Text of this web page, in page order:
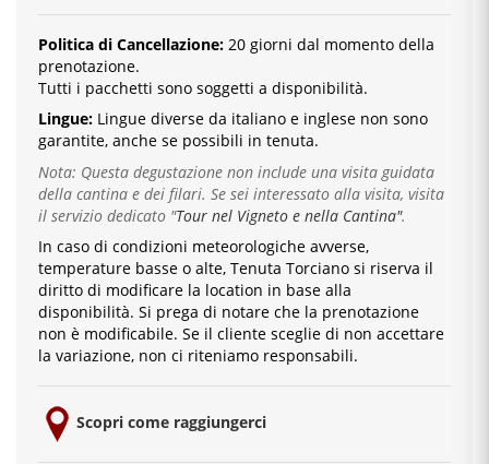
Politica di Cancellazione: 20 giorni dal momento della
prenotazione.
Tutti i pacchetti sono soggetti a disponibilità.
Lingue: Lingue diverse da italiano e inglese non sono
garantite, anche se possibili in tenuta.
Nota: Questa degustazione non include una visita guidata
della cantina e dei filari. Se sei interessato alla visita, visita
il servizio dedicato "Tour nel Vigneto e nella Cantina".
In caso di condizioni meteorologiche avverse,
temperature basse o alte, Tenuta Torciano si riserva il
diritto di modificare la location in base alla
disponibilità. Si prega di notare che la prenotazione
non è modificabile. Se il cliente sceglie di non accettare
la variazione, non ci riteniamo responsabili.
Scopri come raggiungerci